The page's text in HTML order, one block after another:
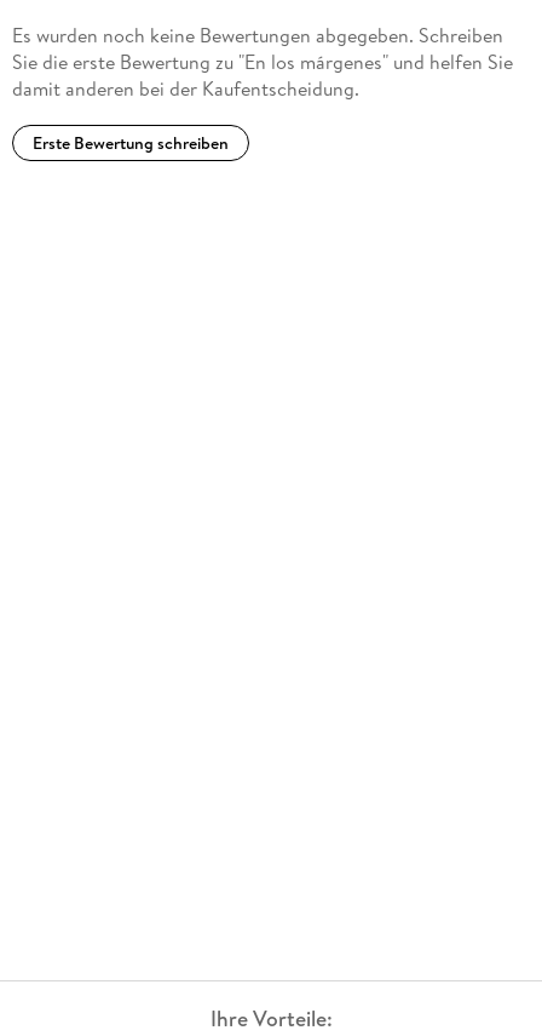
Es wurden noch keine Bewertungen abgegeben. Schreiben
Sie die erste Bewertung zu "En los márgenes" und helfen Sie
damit anderen bei der Kaufentscheidung.
Erste Bewertung schreiben
Ihre Vorteile: